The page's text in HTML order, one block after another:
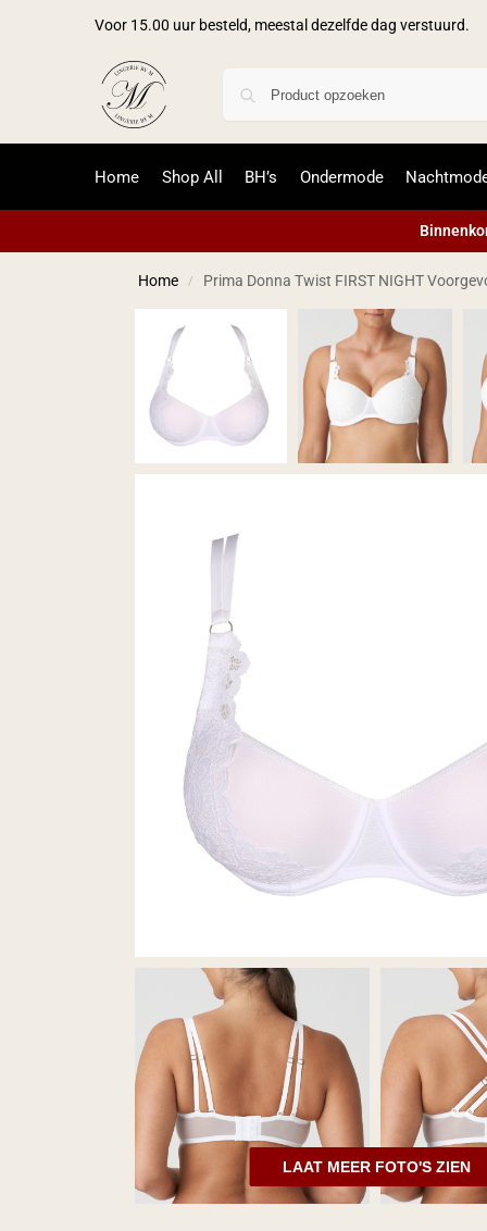
Voor 15.00 uur besteld, meestal dezelfde dag verstuurd.
Home Shop All BH’s Ondermode
Home / Prima Donna Twist FIRST NIGHT
LAAT MEER FOTO'S ZIEN